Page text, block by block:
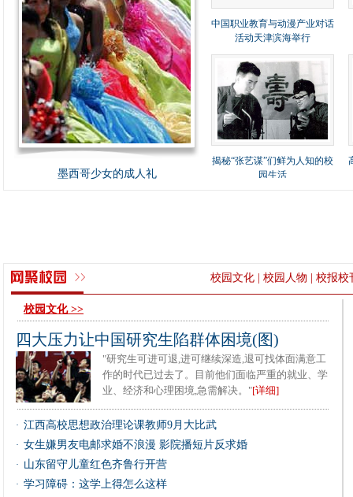
墨西哥少女的成人礼
校园文化 校园人物 校报校
校园文化 >>
四大压力让中国研究生陷群体困境(图)
"研究生可进可退,进可继续深造,退可找体面满意工
作的时代已过去了。目前他们面临严重的就业、学
业、经济和心理困境,急需解决。"[详细]
· 江西高校思想政治理论课教师9月大比武
· 女生嫌男友电邮求婚不浪漫 影院播短片反求婚
· 山东留守儿童红色齐鲁行开营
· 学习障碍：这学上得怎么这样